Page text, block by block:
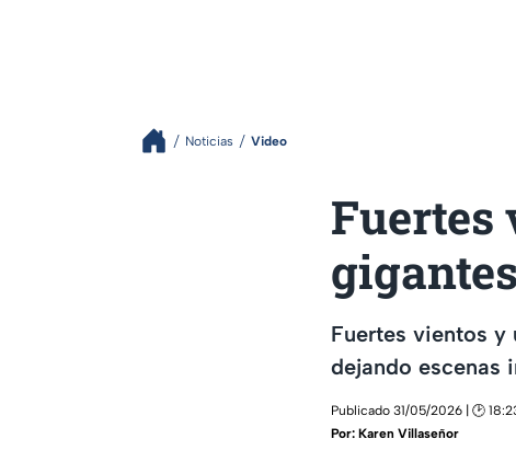
Noticias Video
Fuertes
Fuertes vientos y
dejando escenas
Publicado 31/05/2026 | 🕑
Por: Karen Villaseñor